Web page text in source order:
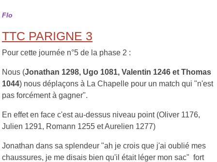
Flo
TTC PARIGNE 3
Pour cette journée n°5 de la phase 2 :
Nous (Jonathan 1298, Ugo 1081, Valentin 1246 et Thomas
1044) nous déplaçons à La Chapelle pour un match qui "n'est
pas forcément à gagner".
En effet en face c'est au-dessus niveau point (Oliver 1176,
Julien 1291, Romann 1255 et Aurelien 1277)
Jonathan dans sa splendeur "ah je crois que j'ai oublié mes
chaussures, je me disais bien qu'il était léger mon sac" fort